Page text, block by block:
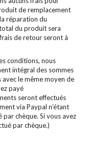
de remplacement
réparation du
du produit sera
de retour seront à
conditions, nous
intégral des sommes
le même moyen de
payé
seront effectués
via Paypal n’étant
chèque. Si vous avez
par chèque.)